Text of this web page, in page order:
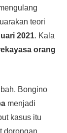
teori
2021. Kala
orang
Bongino
menjadi
kasus itu
dorongan